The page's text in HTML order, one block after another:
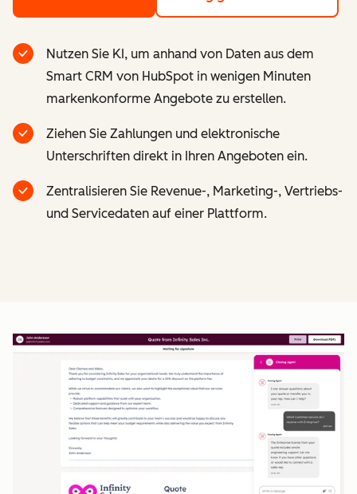
Nutzen Sie KI, um anhand von Daten aus dem
Smart CRM von HubSpot in wenigen Minuten
markenkonforme Angebote zu erstellen.
Ziehen Sie Zahlungen und elektronische
Unterschriften direkt in Ihren Angeboten ein.
Zentralisieren Sie Revenue-, Marketing-, Vertriebs-
und Servicedaten auf einer Plattform.